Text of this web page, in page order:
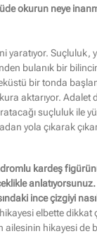
okurun neye
yaratıyor. Suçluluk,
bulanık bir bilincin
bir tonda
aktarıyor. Adalet
suçluluk ile
yola çıkarak
kardeş
ince çizgiyi
elbette dikkat
hikayesi de